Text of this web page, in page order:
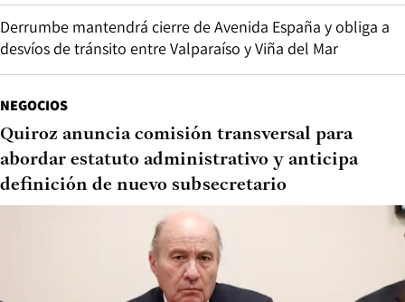
Derrumbe mantendrá cierre de Avenida España y obliga a
desvíos de tránsito entre Valparaíso y Viña del Mar
NEGOCIOS
Quiroz anuncia comisión transversal para
abordar estatuto administrativo y anticipa
definición de nuevo subsecretario